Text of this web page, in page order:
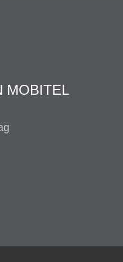
MOBITEL